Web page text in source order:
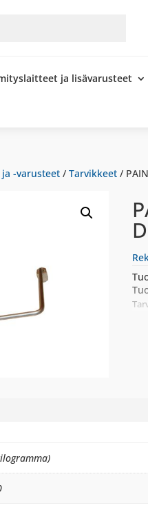
ja lisävarusteet
-varusteet/ Tarvikkeet/